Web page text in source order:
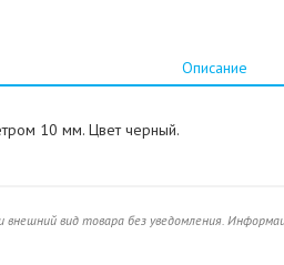
Описание
10 мм. Цвет черный.
вид товара без уведомления.